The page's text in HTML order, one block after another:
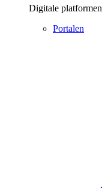
Digitale platformen
Portalen